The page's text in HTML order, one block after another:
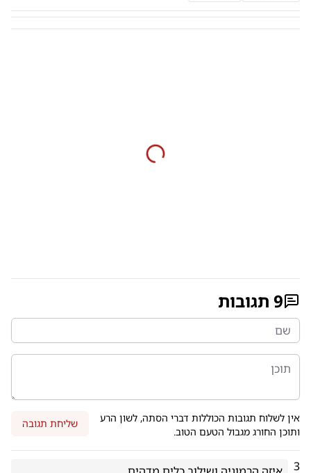
9 תגובות
אין לשלוח תגובות הכוללות דברי הסתה, לשון הרע
ותוכן החורג מגבול הטעם הטוב.
שליחת תגובה
3